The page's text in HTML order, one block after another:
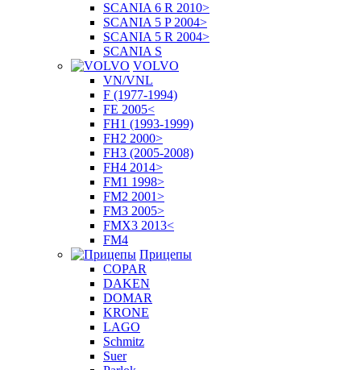
SCANIA 6 R 2010>
SCANIA 5 P 2004>
SCANIA 5 R 2004>
SCANIA S
VOLVO
VN/VNL
F (1977-1994)
FE 2005<
FH1 (1993-1999)
FH2 2000>
FH3 (2005-2008)
FH4 2014>
FM1 1998>
FM2 2001>
FM3 2005>
FMX3 2013<
FM4
Прицепы
COPAR
DAKEN
DOMAR
KRONE
LAGO
Schmitz
Suer